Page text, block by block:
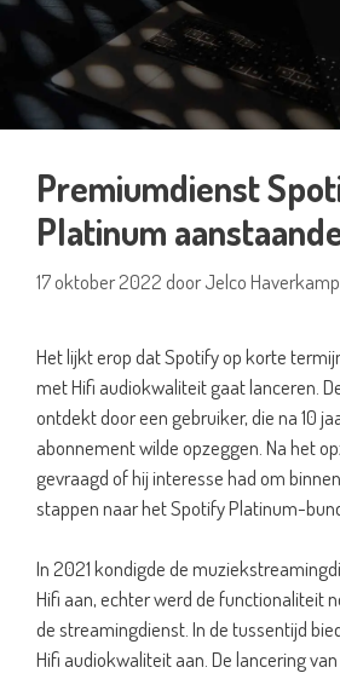
Premiumdienst
Platinum
17 oktober 2022 doorJelco Haverkamp
Het lijkt erop dat Spotify op korte
met Hifi audiokwaliteit gaat lanceren.
ontdekt door een gebruiker, die na 10
abonnement wilde opzeggen. Na het
gevraagd of hij interesse had om
stappen naar het Spotify Platinum-
In 2021 kondigde de
Hifi aan, echter werd de functionaliteit
de streamingdienst. In de tussentijd
Hifi audiokwaliteit aan. De lancering